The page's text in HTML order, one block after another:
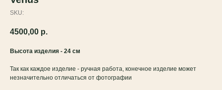
SKU:
4500,00 р.
Высота изделия - 24 см
Так как каждое изделие - ручная работа, конечное изделие может
незначительно отличаться от фотографии